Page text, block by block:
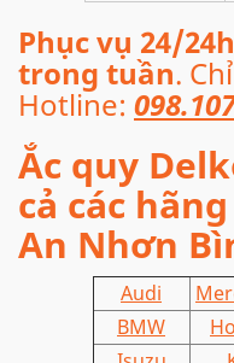
Phục vụ 24/
trong tuần.
Hotline:
Ắc quy
cả các
An Nhơn
Audi
BMW